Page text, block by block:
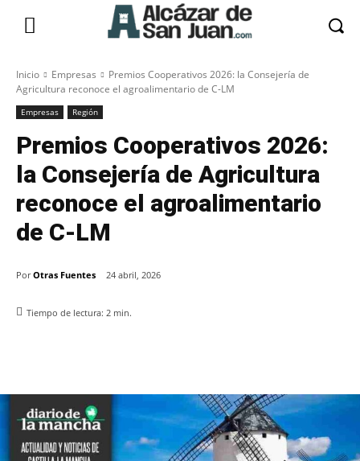
Inicio Empresas
Premios Cooperativos 2026: la Consejería de
Agricultura reconoce el agroalimentario de C-LM
Empresas Región
Premios Cooperativos 2026:
la Consejería de Agricultura
reconoce el agroalimentario
de C-LM
Por Otras Fuentes 24 abril, 2026
Tiempo de lectura: 2 min.